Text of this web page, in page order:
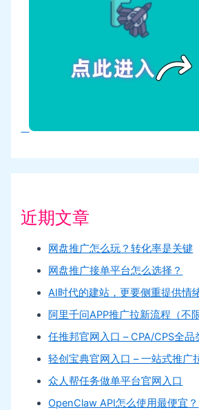
近期文章
网盘推广怎么玩？转化率是关键
网盘推广接单平台怎么选择？
AI时代的建站，更要侧重提供情
阿里千问APP推广拉新流程（不
任推邦官网入口 – CPA/CPS全
轻创宝典官网入口 – 一站式推广
众人帮任务做单平台官网入口
OpenClaw API怎么使用最便宜？